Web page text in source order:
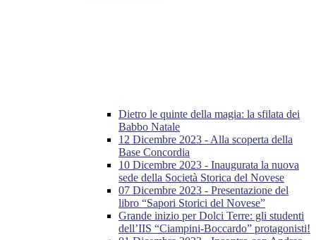
Dietro le quinte della magia: la sfilata dei
Babbo Natale
12 Dicembre 2023 - Alla scoperta della
Base Concordia
10 Dicembre 2023 - Inaugurata la nuova
sede della Società Storica del Novese
07 Dicembre 2023 - Presentazione del
libro “Sapori Storici del Novese”
Grande inizio per Dolci Terre: gli studenti
dell’IIS “Ciampini-Boccardo” protagonisti!